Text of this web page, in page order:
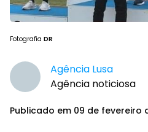
Fotografia DR
Agência Lusa
Agência noticiosa
Publicado em 09 de fevereiro